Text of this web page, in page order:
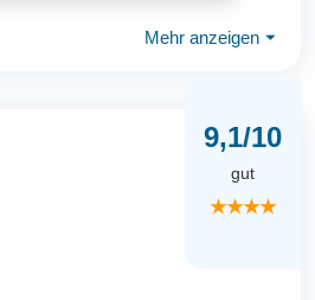
Mehr anzeigen ⏷
9,1/10
gut
★★★★